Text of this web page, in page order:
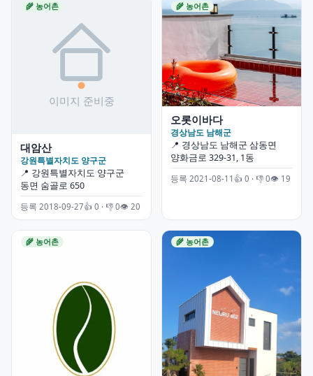
🌾 농어촌
대암산
강원특별자치도 양구군
📍 강원특별자치도 양구군
동면 숨골로 650
등록 2018-09-27👍 0 · 👎 0👁 20
🌾 농어촌
오롯이바다
경상남도 남해군
📍 경상남도 남해군 삼동면
양화금로 329-31, 1동
등록 2021-08-11 👍 0 · 👎 0👁 19
🌾 농어촌 🌾 농어촌